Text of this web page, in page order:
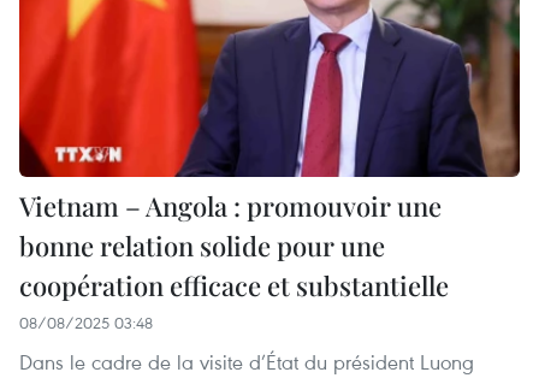
Vietnam – Angola : promouvoir une
bonne relation solide pour une
coopération efficace et substantielle
08/08/2025 03:48
Dans le cadre de la visite d’État du président Luong